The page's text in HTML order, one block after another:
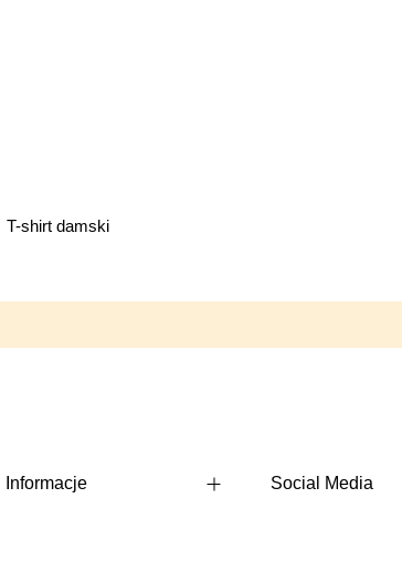
T-shirt damski
Informacje Social Media